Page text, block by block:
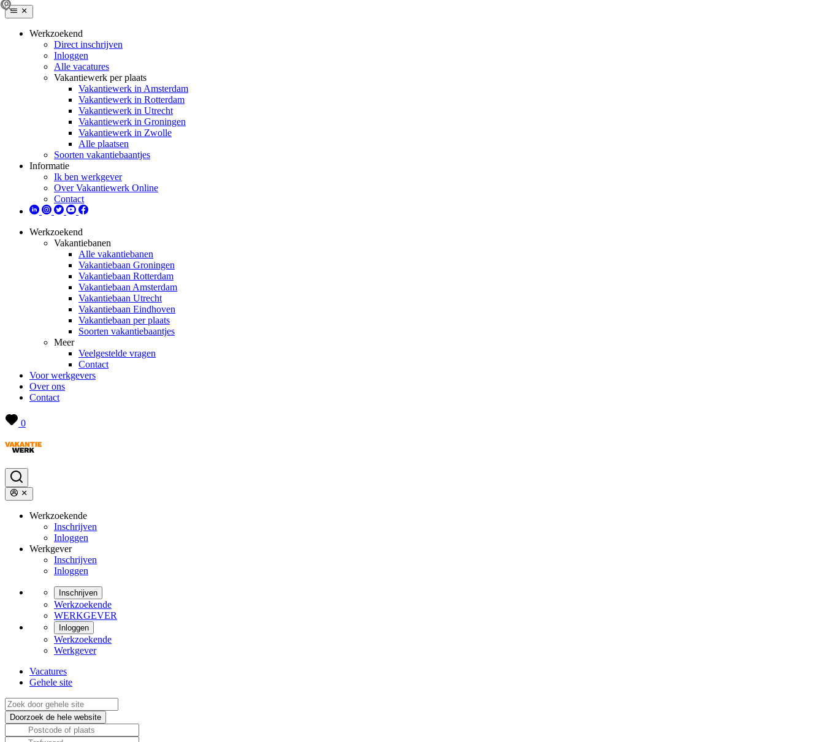
Werkzoekend
Direct inschrijven
Inloggen
Alle vacatures
Vakantiewerk per plaats
Vakantiewerk in Amsterdam
Vakantiewerk in Rotterdam
Vakantiewerk in Utrecht
Vakantiewerk in Groningen
Vakantiewerk in Zwolle
Alle plaatsen
Soorten vakantiebaantjes
Informatie
Ik ben werkgever
Over Vakantiewerk Online
Contact
Werkzoekend
Vakantiebanen
Alle vakantiebanen
Vakantiebaan Groningen
Vakantiebaan Rotterdam
Vakantiebaan Amsterdam
Vakantiebaan Utrecht
Vakantiebaan Eindhoven
Vakantiebaan per plaats
Soorten vakantiebaantjes
Meer
Veelgestelde vragen
Contact
Voor werkgevers
Over ons
Contact
0
Werkzoekende
Inschrijven
Inloggen
Werkgever
Inschrijven
Inloggen
Inschrijven
Werkzoekende
WERKGEVER
Inloggen
Werkzoekende
Werkgever
Vacatures
Gehele site